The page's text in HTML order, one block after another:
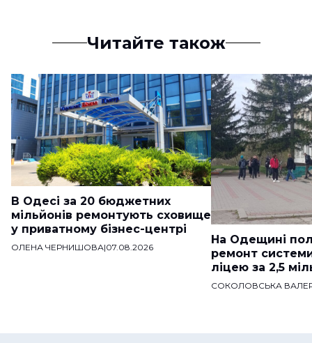
Читайте також
В Одесі за 20 бюджетних
мільйонів ремонтують сховище
у приватному бізнес-центрі
ОЛЕНА ЧЕРНИШОВА|07.08.2026
На Одещині
ремонт
ліцею за 2,5
СОКОЛОВСЬКА